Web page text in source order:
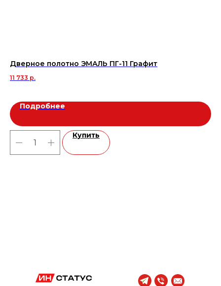
Дверное полотно ЭМАЛЬ ПГ-11 Графит
11 733 р.
Подробнее
Купить